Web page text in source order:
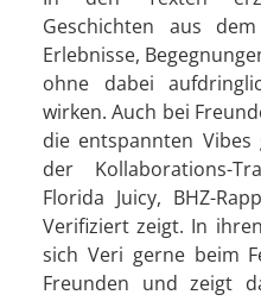
Geschichten aus
Erlebnisse,
ohne dabei
wirken. Auch bei
die entspannten
der Kollaborations-
Florida Juicy, BHZ-
Verifiziert zeigt. In
sich Veri gerne beim
Freunden und zeigt